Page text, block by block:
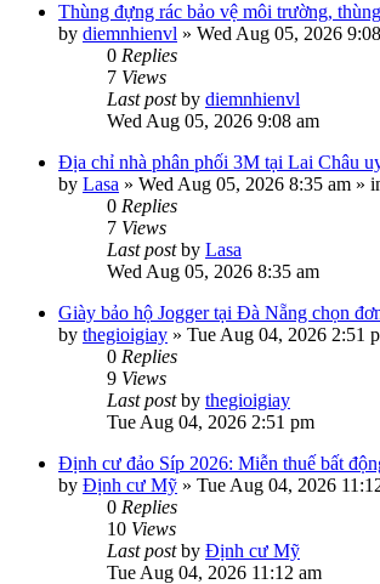
Thùng đựng rác bảo vệ môi trường,
by diemnhienvl » Wed Aug 05, 2026
0 Replies
7 Views
Last postby diemnhienvl
Wed Aug 05, 2026 9:08 am
Địa chỉ nhà phân phối 3M tại Lai Châu
by Lasa » Wed Aug 05, 2026 8:35 am »
0 Replies
7 Views
Last postby Lasa
Wed Aug 05, 2026 8:35 am
Giày bảo hộ Jogger tại Đà Nẵng chọn
by thegioigiay » Tue Aug 04, 2026 2:51
0 Replies
9 Views
Last postby thegioigiay
Tue Aug 04, 2026 2:51 pm
Định cư đảo Síp 2026: Miễn thuế bất
by Định cư Mỹ » Tue Aug 04, 2026
0 Replies
10 Views
Last postby Định cư Mỹ
Tue Aug 04, 2026 11:12 am